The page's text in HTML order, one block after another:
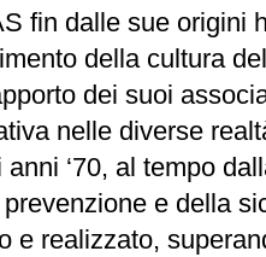
fin dalle sue origini
della cultura
dei suoi
nelle diverse
anni ‘70, al tempo
e della
e realizzato,